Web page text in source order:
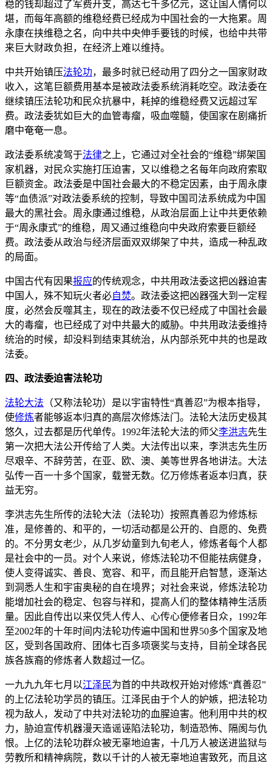
稳的钱却超过了军费开支，高达七千多亿元，这让国人情何以
堪，而每年高额的维稳经费已经成为中国社会的一大拖累。周
永康在挟维稳之名，向中共中央伸手要钱的时候，也给中共带
来巨大财政负担，在经济上难以维持。
中共开始镇压法轮功，最多时就已经动用了四分之一国家财政
收入，这笔巨额费用基本是被政法委系统消耗吃空。政法委在
继续镇压法轮功和民众抗暴中，耗掉的维稳经费又远超过军
费。政法委犹如巨大的血管毒瘤，吸血噬髓，使国家在剧痛折
磨中奄奄一息。
政法委系统凌驾于法律之上，它通过对全社会的“维稳”绑架国
家机器，对民众实施打压迫害，又以维稳之名每年向政府索取
巨额资金。政法委是中国社会最大的不稳定因素，由于周永康
等“血债派”对政法委系统的控制，导致中国司法系统成为中国
最大的黑社会。周永康通过维稳，从政治层面上让中共更依赖
于“周永康式”的维稳，周又通过维稳向中央政府索要巨额经
费。政法委从政治与经济层面双双绑架了中共，造成一种乱政
的局面。
中国古代有因果报应的传统观念，中共用政法委这把凶器迫害
中国人，殊不知玩火者必自焚。政法委这把凶器强大到一定程
度，必然会反噬其主，现在的政法委不仅已经成了中国社会最
大的毒瘤，也已经成了对中共最大的威胁。中共用政法委维持
统治的时候，却没料到结束其统治，从内部杀死中共的也是政
法委。
四、政法委迫害法轮功
法轮大法 （又称法轮功）是以宇宙特性“真善忍”为根本指导，
使修炼者能够返本归真的高层次修炼法门。法轮大法历史极其
悠久，过去都是历代单传。1992年法轮大法的师父李洪志先生
第一次把大法公开传给了人类。大法传出以来，李洪志先生历
尽艰辛、不辞劳苦，在亚、欧、澳、美等世界各地讲法。大法
弘传一百一十多个国家，载誉无数。亿万修炼者返本归真，获
益无穷。
李洪志先生所传的法轮大法（法轮功）按照真善忍为修炼标
准，是修善的、和平的，一切活动都是公开的、自愿的、免费
的。不分男女老少，从几岁幼童到九旬老人，修炼者每个人都
是社会中的一员。对个人来说，修炼法轮功不但能祛病健身，
使人变得诚实、善良、宽容、和平，而且能开启智慧，逐渐达
到洞悉人生和宇宙奥秘的自在境界；对社会来说，修炼法轮功
能增加社会的稳定、包容与祥和，提高人们的整体精神生活质
量。因此自传出以来仅凭人传人、心传心便修者日众，1992年
至2002年的十年时间内法轮功传遍中国和世界50多个国家及地
区，受到各国政府、团体七百多项褒奖与支持，目前全球各民
族各族裔的修炼者人数超过一亿。
一九九九年七月以江泽民为首的中共政权开始对修炼“真善忍”
的上亿法轮功学员的镇压。江泽民由于个人的妒嫉，把法轮功
视为敌人，发动了中共对法轮功的血腥迫害。他利用中共的权
力，胁迫宣传机器漫天造谣诬陷法轮功，制造恐怖、隔阂与仇
恨。上亿的法轮功群众被无辜地迫害，十几万人被送进监狱与
劳教所和精神病院，数以千计的人被无辜地迫害致死，而且这